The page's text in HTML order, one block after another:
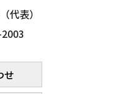
代表）
せ